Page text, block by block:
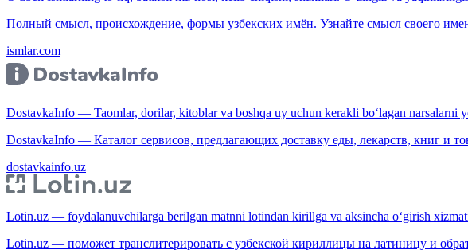
Полный смысл, происхождение, формы узбекских имён. Узнайте смысл своего
ismlar.com
DostavkaInfo — Taomlar, dorilar, kitoblar va boshqa uy uchun kerakli bo‘lagan narsalarni
DostavkaInfo — Каталог сервисов, предлагающих доставку еды, лекарств, книг и
dostavkainfo.uz
Lotin.uz — foydalanuvchilarga berilgan matnni lotindan kirillga va aksincha o‘girish
Lotin.uz — поможет транслитерировать с узбекской кириллицы на латиницу и